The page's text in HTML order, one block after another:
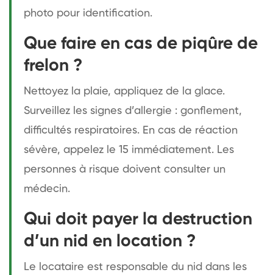
photo pour identification.
Que faire en cas de piqûre de
frelon ?
Nettoyez la plaie, appliquez de la glace.
Surveillez les signes d’allergie : gonflement,
difficultés respiratoires. En cas de réaction
sévère, appelez le 15 immédiatement. Les
personnes à risque doivent consulter un
médecin.
Qui doit payer la destruction
d’un nid en location ?
Le locataire est responsable du nid dans les